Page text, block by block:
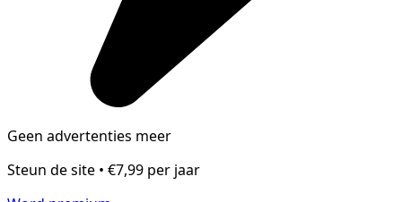
Geen advertenties meer
Steun de site • €7,99 per jaar